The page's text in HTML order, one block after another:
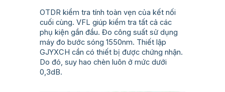
OTDR kiểm tra tính toàn vẹn của kết nối
cuối cùng. VFL giúp kiểm tra tất cả các
phụ kiện gần đầu. Đo công suất sử dụng
máy đo bước sóng 1550nm. Thiết lập
GJYXCH cần có thiết bị được chứng nhận.
Do đó, suy hao chèn luôn ở mức dưới
0,3dB.